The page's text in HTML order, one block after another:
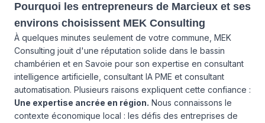
Pourquoi les entrepreneurs de Marcieux et ses
environs choisissent MEK Consulting
À quelques minutes seulement de votre commune, MEK
Consulting jouit d'une réputation solide dans le bassin
chambérien et en Savoie pour son expertise en consultant
intelligence artificielle, consultant IA PME et consultant
automatisation. Plusieurs raisons expliquent cette confiance :
Une expertise ancrée en région. Nous connaissons le
contexte économique local : les défis des entreprises de